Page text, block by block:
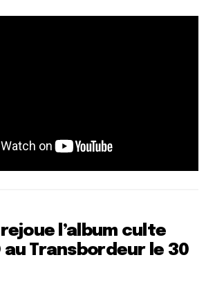
l’album culte
au Transbordeur le 30